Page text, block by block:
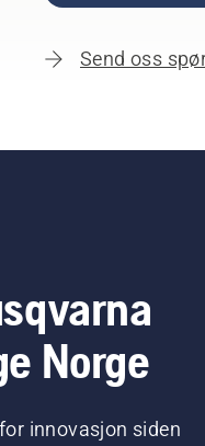
Send oss
Norge
innovasjon siden